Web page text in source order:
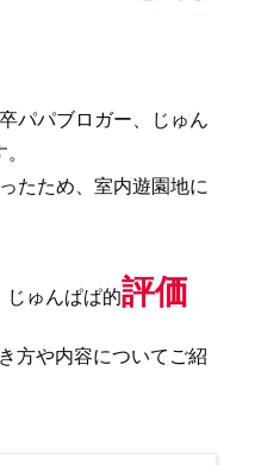
パパブロガー、じゅん
たため、室内遊園地に
じゅんぱぱ的評価
方や内容についてご紹